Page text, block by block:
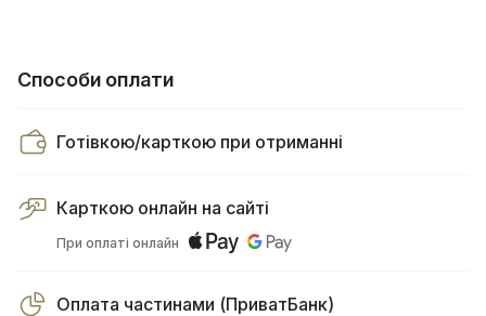
Способи оплати
Готівкою/карткою при отриманні
Карткою онлайн на сайті
При оплаті онлайн
Оплата частинами (ПриватБанк)